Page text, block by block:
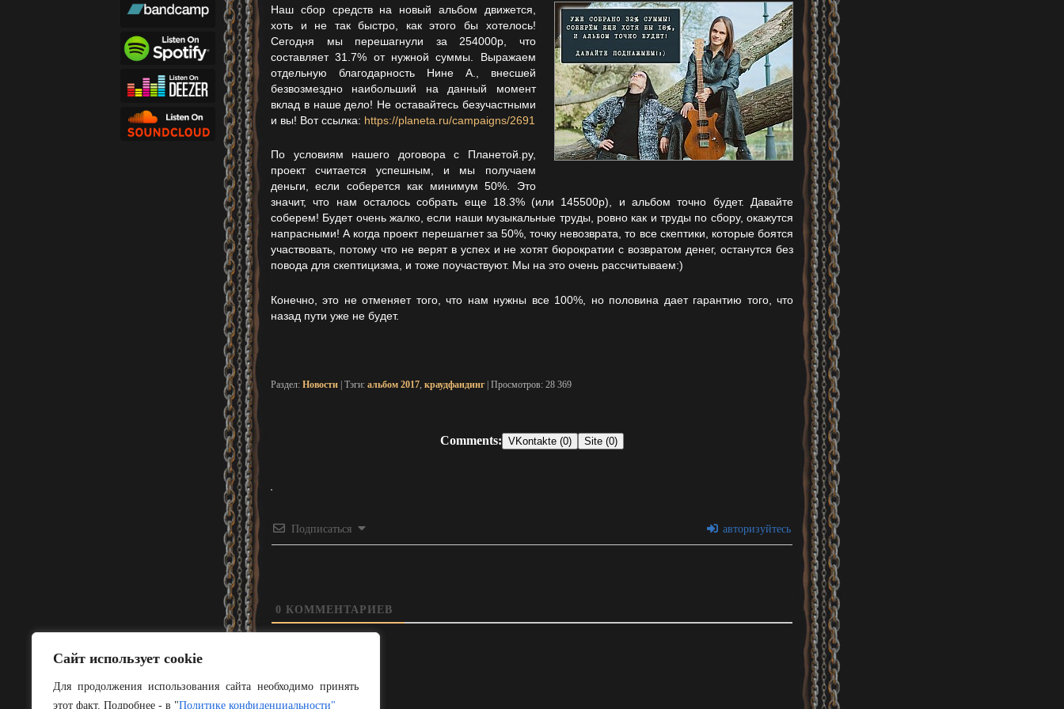
Сайт использует cookie
Для продолжения использования сайта необходимо принять
этот факт. Подробнее - в "Политике конфиденциальности"
Наш сбор средств на новый альбом движется,
хоть и не так быстро, как этого бы хотелось!
Сегодня мы перешагнули за 254000р, что
составляет 31.7% от нужной суммы. Выражаем
отдельную благодарность Нине А., внесшей
безвозмездно наибольший на данный момент
вклад в наше дело! Не оставайтесь безучастными
и вы! Вот ссылка: https://planeta.ru/campaigns/2691
По условиям нашего договора с Планетой.ру,
проект считается успешным, и мы получаем
деньги, если соберется как минимум 50%. Это
значит, что нам осталось собрать еще 18.3% (или 145500р), и альбом точно будет. Давайте
соберем! Будет очень жалко, если наши музыкальные труды, ровно как и труды по сбору, окажутся
напрасными! А когда проект перешагнет за 50%, точку невозврата, то все скептики, которые боятся
участвовать, потому что не верят в успех и не хотят бюрократии с возвратом денег, останутся без
повода для скептицизма, и тоже поучаствуют. Мы на это очень рассчитываем:)
Конечно, это не отменяет того, что нам нужны все 100%, но половина дает гарантию того, что
назад пути уже не будет.
Раздел: Новости | Тэги: альбом 2017, краудфандинг| Просмотров: 28 369
Comments: VKontakte (0) Site (0)
Подписаться авторизуйтесь
0 КОММЕНТАРИЕВ